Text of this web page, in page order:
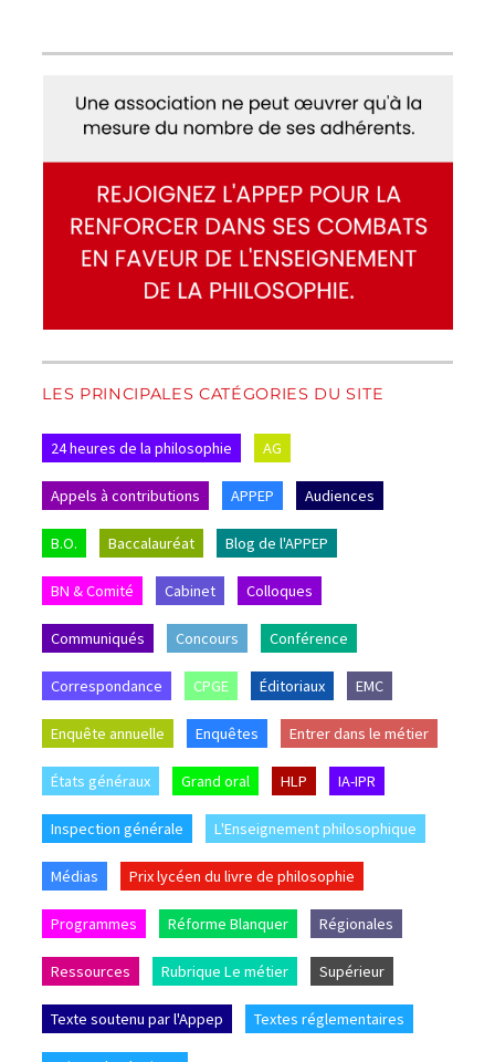
LES PRINCIPALES CATÉGORIES DU SITE
24 heures de la philosophie AG
Appels à contributions APPEP Audiences
B.O. Baccalauréat Blog de l'APPEP
BN & Comité Cabinet Colloques
Communiqués Concours Conférence
Correspondance CPGE Éditoriaux EMC
Enquête annuelle Enquêtes Entrer dans le métier
États généraux Grand oral HLP IA-IPR
Inspection générale L'Enseignement philosophique
Médias Prix lycéen du livre de philosophie
Programmes Réforme Blanquer Régionales
Ressources Rubrique Le métier Supérieur
Texte soutenu par l'Appep Textes réglementaires